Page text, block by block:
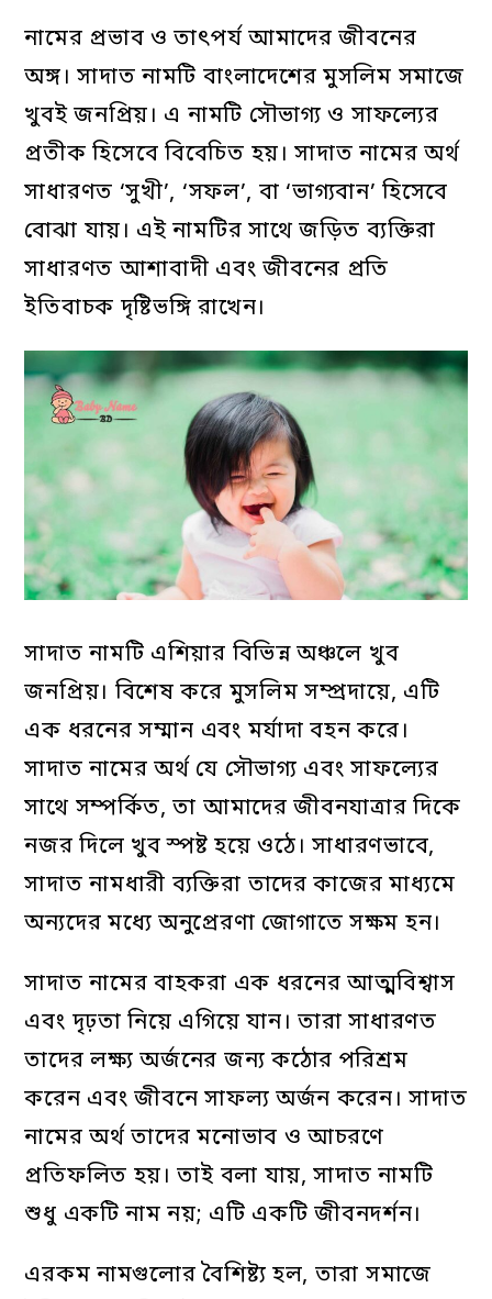
নামের প্রভাব ও তাৎপর্য আমাদের জীবনের
অঙ্গ। সাদাত নামটি বাংলাদেশের মুসলিম সমাজে
খুবই জনপ্রিয়। এ নামটি সৌভাগ্য ও সাফল্যের
প্রতীক হিসেবে বিবেচিত হয়। সাদাত নামের অর্থ
সাধারণত ‘সুখী’, ‘সফল’, বা ‘ভাগ্যবান’ হিসেবে
বোঝা যায়। এই নামটির সাথে জড়িত ব্যক্তিরা
সাধারণত আশাবাদী এবং জীবনের প্রতি
ইতিবাচক দৃষ্টিভঙ্গি রাখেন।
সাদাত নামটি এশিয়ার বিভিন্ন অঞ্চলে খুব
জনপ্রিয়। বিশেষ করে মুসলিম সম্প্রদায়ে, এটি
এক ধরনের সম্মান এবং মর্যাদা বহন করে।
সাদাত নামের অর্থ যে সৌভাগ্য এবং সাফল্যের
সাথে সম্পর্কিত, তা আমাদের জীবনযাত্রার দিকে
নজর দিলে খুব স্পষ্ট হয়ে ওঠে। সাধারণভাবে,
সাদাত নামধারী ব্যক্তিরা তাদের কাজের মাধ্যমে
অন্যদের মধ্যে অনুপ্রেরণা জোগাতে সক্ষম হন।
সাদাত নামের বাহকরা এক ধরনের আত্মবিশ্বাস
এবং দৃঢ়তা নিয়ে এগিয়ে যান। তারা সাধারণত
তাদের লক্ষ্য অর্জনের জন্য কঠোর পরিশ্রম
করেন এবং জীবনে সাফল্য অর্জন করেন। সাদাত
নামের অর্থ তাদের মনোভাব ও আচরণে
প্রতিফলিত হয়। তাই বলা যায়, সাদাত নামটি
শুধু একটি নাম নয়; এটি একটি জীবনদর্শন।
এরকম নামগুলোর বৈশিষ্ট্য হল, তারা সমাজে